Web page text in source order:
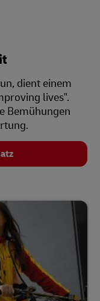
dient einem
lives".
Bemühungen